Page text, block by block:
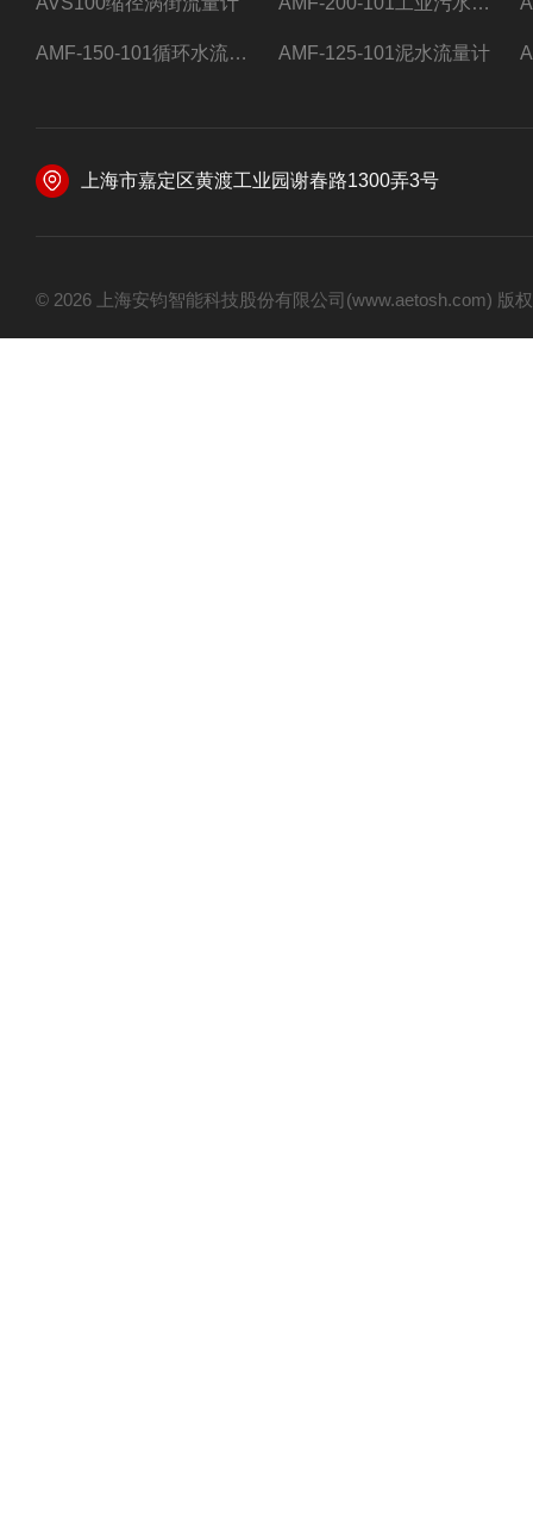
AMF-150-101循环水流量计,电磁流量计 AMF-125-101泥水流量计
上海市嘉定区黄渡工业园谢春路1300弄3号
© 2026 上海安钧智能科技股份有限公司(www.aetosh.com)